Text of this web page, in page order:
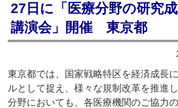
27日に「医療分野の研究
講演会」開催 東京都
東京都では、国家戦略特区を経済成長
ルとして捉え、様々な規制改革を推進
分野においても、各医療機関のご協力